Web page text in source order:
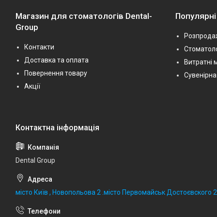
Магазин для стоматологів Dental-
Group
Контакти
Доставка та оплата
Повернення товару
Акції
Витратні
Dental Group
місто Київ , Новопольова 2 .місто Первомайськ Достоєвского